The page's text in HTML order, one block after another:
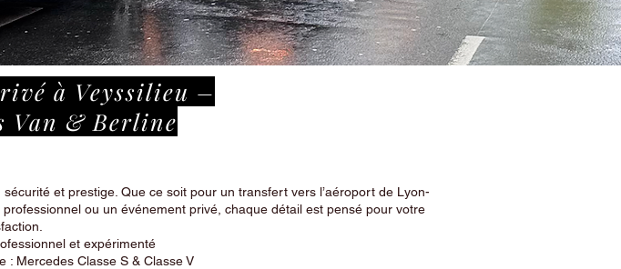
à Veyssilieu –
Van & Berline
et prestige. Que ce soit pour un transfert vers l’aéroport de Lyon-
ou un événement privé, chaque détail est pensé pour votre
et expérimenté
Mercedes Classe S & Classe V